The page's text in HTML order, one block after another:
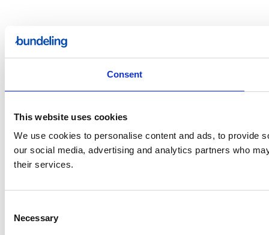
Consent
This website uses cookies
We use cookies to personalise content and ads, to provide
our social media, advertising and analytics partners who
their services.
Selection
Necessary